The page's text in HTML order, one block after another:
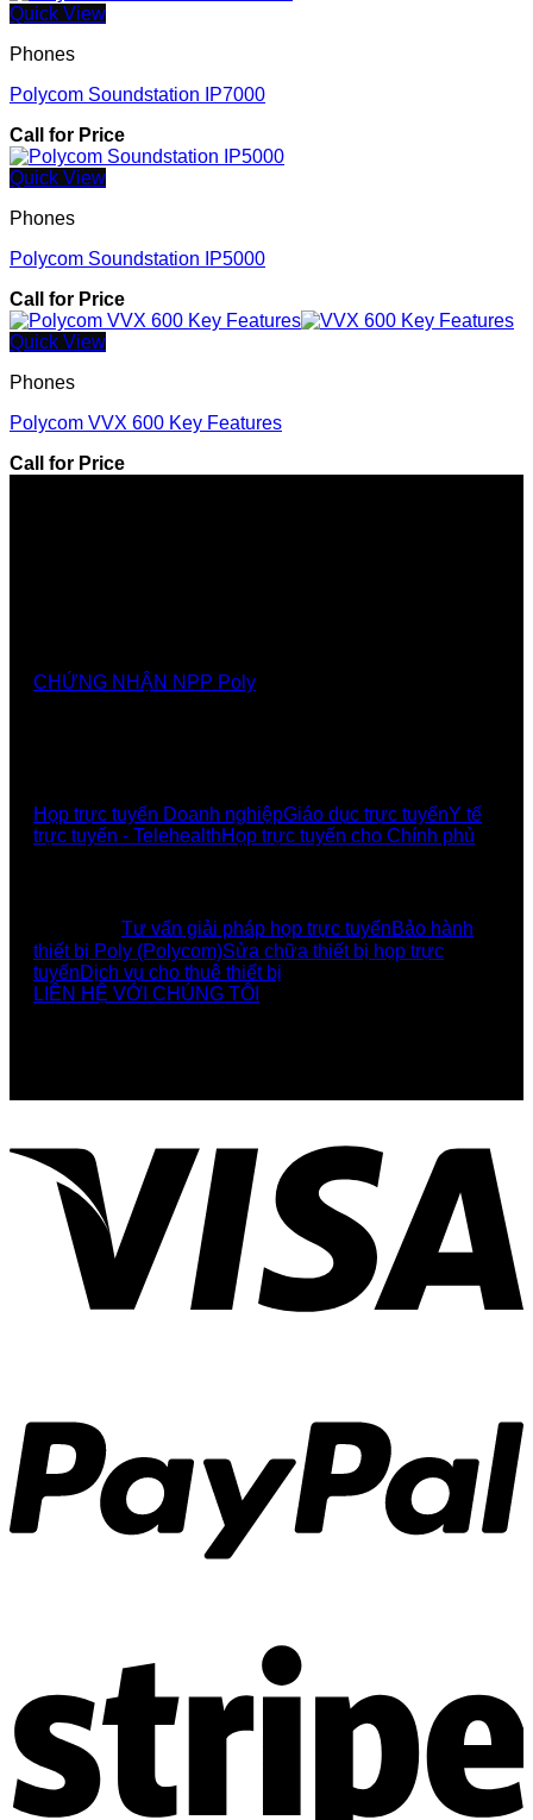
Quick View
Phones
Polycom Soundstation IP7000
Call for Price
Quick View
Phones
Polycom Soundstation IP5000
Call for Price
Quick View
Phones
Polycom VVX 600 Key Features
Call for Price
CHỨNG NHẬN NPP Poly
Họp trực tuyến Doanh nghiệpGiáo dục trực tuyếnY tế
trực tuyến - TelehealthHọp trực tuyến cho Chính phủ
Tư vấn giải pháp họp trực tuyếnBảo hành
thiết bị Poly (Polycom)Sửa chữa thiết bị họp trực
tuyếnDịch vụ cho thuê thiết bị
LIÊN HỆ VỚI CHÚNG TÔI